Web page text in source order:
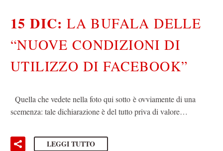
15 DIC:LA BUFALA DELLE
“NUOVE CONDIZIONI DI
UTILIZZO DI FACEBOOK”
Quella che vedete nella foto qui sotto è ovviamente di una
scemenza: tale dichiarazione è del tutto priva di valore…
LEGGI TUTTO